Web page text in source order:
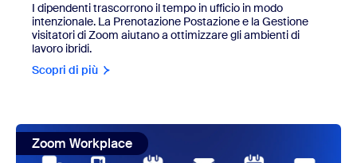
I dipendenti trascorrono il tempo in ufficio in modo
intenzionale. La Prenotazione Postazione e la Gestione
visitatori di Zoom aiutano a ottimizzare gli ambienti di
lavoro ibridi.
Scopri di più
view: 12 funzionalità della piattaforma Zoom per il lavoro
Zoom Workplace